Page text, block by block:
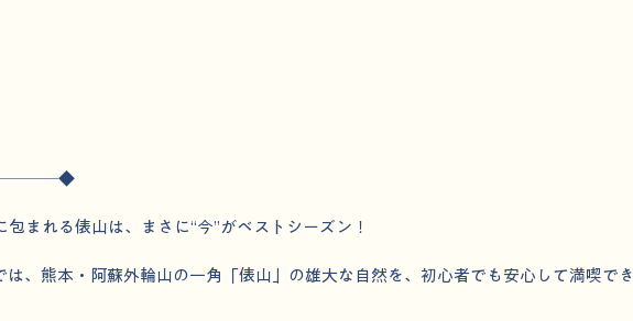
まれる俵山は、まさに“今”がベストシーズン！
、熊本・阿蘇外輪山の一角「俵山」の雄大な自然を、初心者でも安心して満喫でき